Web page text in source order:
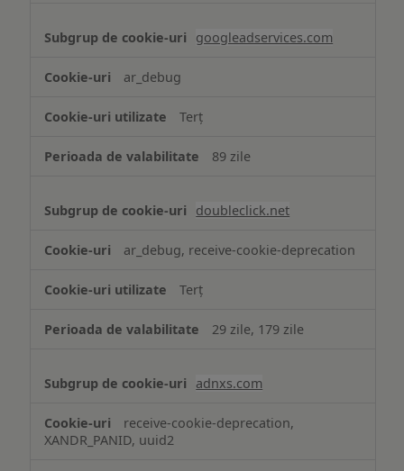
googleadservices.com
ar_debug
Terț
89 zile
doubleclick.net
ar_debug, receive-cookie-deprecation
Terț
29 zile, 179 zile
adnxs.com
receive-cookie-deprecation,
XANDR_PANID, uuid2